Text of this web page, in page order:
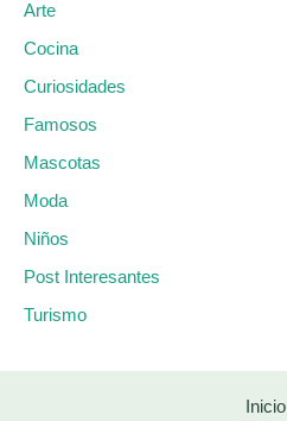
Arte
Cocina
Curiosidades
Famosos
Mascotas
Moda
Niños
Post Interesantes
Turismo
Inicio